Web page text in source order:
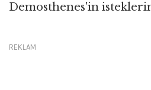
Demosthenes'in
REKLAM